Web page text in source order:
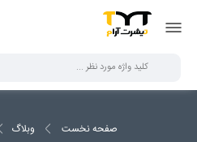
صفحه نخست وبلاگ